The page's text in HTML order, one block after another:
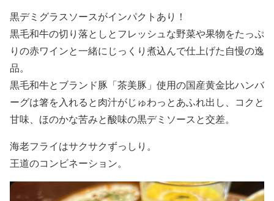
黒デミグラスソースがインパクトあり！
黒毛和牛の切り落としとフレッシュな野菜や果物をたっぷ
りの赤ワインと一緒にじっくり煮込んで仕上げた自慢の逸
品。
黒毛和牛とブランド豚「茶美豚」使用の国産黄金比ハンバ
ーグは箸を入れると肉汁がじゅわっとあふれ出し、コクと
甘味、ほのかな苦みと酸味の黒デミソースと交差。
海老フライはサクサクずっしり。
王道のコンビネーション。